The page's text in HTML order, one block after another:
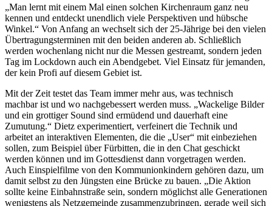
„Man lernt mit einem Mal einen solchen Kirchenraum ganz neu
kennen und entdeckt unendlich viele Perspektiven und hübsche
Winkel.“ Von Anfang an wechselt sich der 25-Jährige bei den vielen
Übertragungsterminen mit den beiden anderen ab. Schließlich
werden wochenlang nicht nur die Messen gestreamt, sondern jeden
Tag im Lockdown auch ein Abendgebet. Viel Einsatz für jemanden,
der kein Profi auf diesem Gebiet ist.
Mit der Zeit testet das Team immer mehr aus, was technisch
machbar ist und wo nachgebessert werden muss. „Wackelige Bilder
und ein grottiger Sound sind ermüdend und dauerhaft eine
Zumutung.“ Dietz experimentiert, verfeinert die Technik und
arbeitet an interaktiven Elementen, die die „User“ mit einbeziehen
sollen, zum Beispiel über Fürbitten, die in den Chat geschickt
werden können und im Gottesdienst dann vorgetragen werden.
Auch Einspielfilme von den Kommunionkindern gehören dazu, um
damit selbst zu den Jüngsten eine Brücke zu bauen. „Die Aktion
sollte keine Einbahnstraße sein, sondern möglichst alle Generationen
wenigstens als Netzgemeinde zusammenzubringen, gerade weil sich